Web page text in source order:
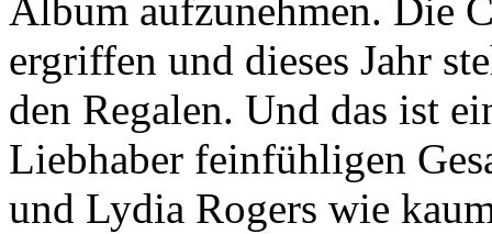
Album aufzunehmen. Die
ergriffen und dieses Jahr
den Regalen. Und das ist
Liebhaber feinfühligen
und Lydia Rogers wie